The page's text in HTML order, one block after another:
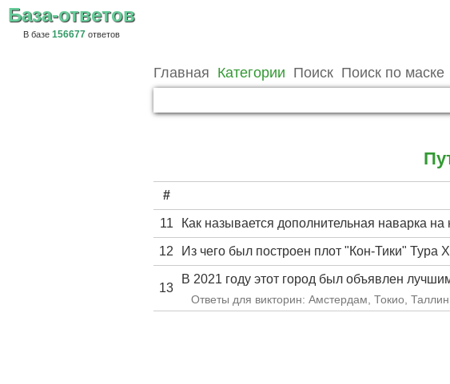
База-ответов
В базе 156677 ответов
Главная Категории Поиск Поиск по маске
#
11 Как называется дополнительная наварка
12 Из чего был построен плот "Кон-Тики" Тура
13
В 2021 году этот город был объявлен
Ответы для викторин: Амстердам, Токио, Таллин